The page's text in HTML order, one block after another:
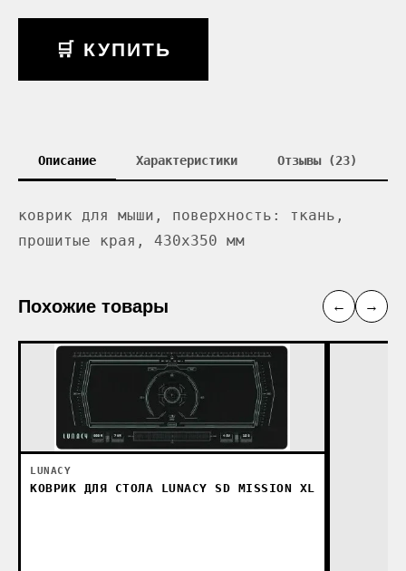
🛒 КУПИТЬ
Описание Характеристики Отзывы (23)
коврик для мыши, поверхность: ткань,
прошитые края, 430x350 мм
Похожие товары ← →
LUNACY
КОВРИК ДЛЯ СТОЛА LUNACY SD MISSION XL